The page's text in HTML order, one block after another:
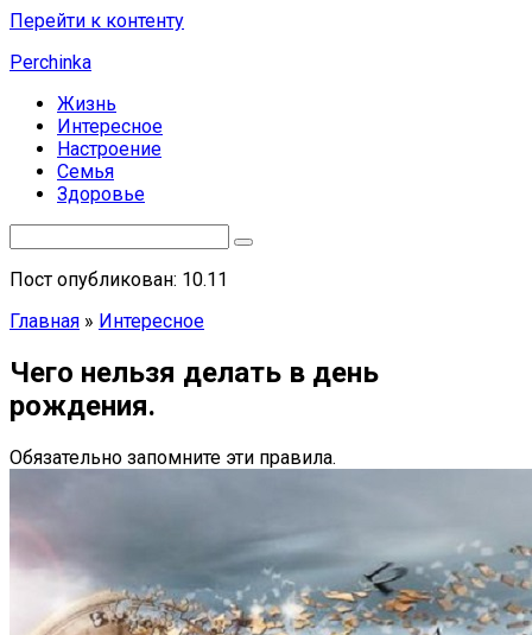
Перейти к контенту
Perchinka
Жизнь
Интересное
Настроение
Семья
Здоровье
Пост опубликован: 10.11
Главная » Интересное
Чего нельзя делать в день
рождения.
Обязательно запомните эти правила.